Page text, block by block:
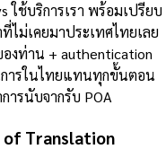
ใช้บริการเรา พร้อมเปรียบ
ไม่เคยมาประเทศไทยเลย
งท่าน + authentication
การในไทยแทนทุกขั้นตอน
ารนับจากรับ POA
Translation